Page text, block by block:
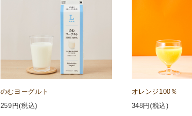
のむヨーグルト
259 円(税込)
オレンジ100％
348円(税込)